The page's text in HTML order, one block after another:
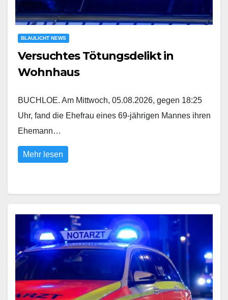
BLAULICHT NEWS
Versuchtes Tötungsdelikt in
Wohnhaus
BUCHLOE. Am Mittwoch, 05.08.2026, gegen 18:25
Uhr, fand die Ehefrau eines 69-jährigen Mannes ihren
Ehemann…
Mehr lesen